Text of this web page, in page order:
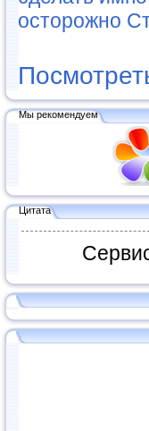
осторожно
Мы рекомендуем
Цитата